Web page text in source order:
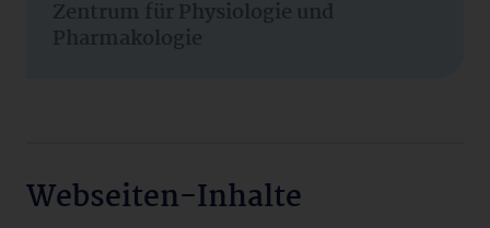
Zentrum für Physiologie und
Pharmakologie
Webseiten-Inhalte